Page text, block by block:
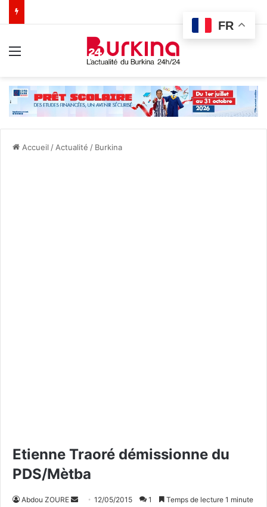
Accueil / Actualité / Burkina
Etienne Traoré démissionne du
PDS/Mètba
Abdou ZOURE 12/05/2015 1 Temps de lecture 1 minute
FR